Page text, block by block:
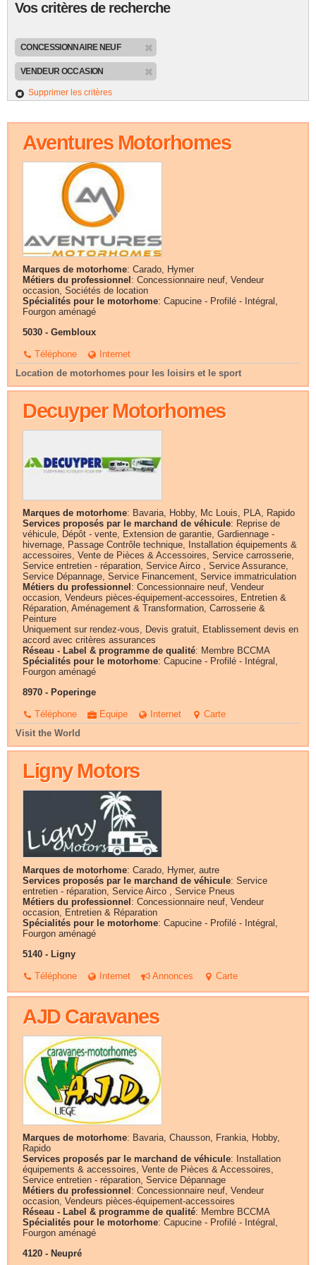
Vos critères de recherche
CONCESSIONNAIRE NEUF
VENDEUR OCCASION
Supprimer les critères
Aventures Motorhomes
Marques de motorhome: Carado, Hymer
Métiers du professionnel : Concessionnaire neuf, Vendeur
occasion, Sociétés de location
Spécialités pour le motorhome: Capucine - Profilé - Intégral,
Fourgon aménagé
5030 - Gembloux
Téléphone
Internet
Location de motorhomes pour les loisirs et le sport
Decuyper Motorhomes
Marques de motorhome: Bavaria, Hobby, Mc Louis, PLA, Rapido
Services proposés par le marchand de véhicule: Reprise de
véhicule, Dépôt - vente, Extension de garantie, Gardiennage -
hivernage, Passage Contrôle technique, Installation équipements &
accessoires, Vente de Pièces & Accessoires, Service carrosserie,
Service entretien - réparation, Service Airco , Service Assurance,
Service Dépannage, Service Financement, Service immatriculation
Métiers du professionnel : Concessionnaire neuf, Vendeur
occasion, Vendeurs pièces-équipement-accessoires, Entretien &
Réparation, Aménagement & Transformation, Carrosserie &
Peinture
Uniquement sur rendez-vous, Devis gratuit, Etablissement devis en
accord avec critères assurances
Réseau - Label & programme de qualité: Membre BCCMA
Spécialités pour le motorhome: Capucine - Profilé - Intégral,
Fourgon aménagé
8970 - Poperinge
Téléphone Equipe Internet
Carte
Visit the World
Ligny Motors
Marques de motorhome: Carado, Hymer, autre
Services proposés par le marchand de véhicule: Service
entretien - réparation, Service Airco , Service Pneus
Métiers du professionnel : Concessionnaire neuf, Vendeur
occasion, Entretien & Réparation
Spécialités pour le motorhome: Capucine - Profilé - Intégral,
Fourgon aménagé
5140 - Ligny
Téléphone Internet Annonces Carte
AJD Caravanes
Marques de motorhome: Bavaria, Chausson, Frankia, Hobby,
Rapido
Services proposés par le marchand de véhicule: Installation
équipements & accessoires, Vente de Pièces & Accessoires,
Service entretien - réparation, Service Dépannage
Métiers du professionnel : Concessionnaire neuf, Vendeur
occasion, Vendeurs pièces-équipement-accessoires
Réseau - Label & programme de qualité: Membre BCCMA
Spécialités pour le motorhome: Capucine - Profilé - Intégral,
Fourgon aménagé
4120 - Neupré